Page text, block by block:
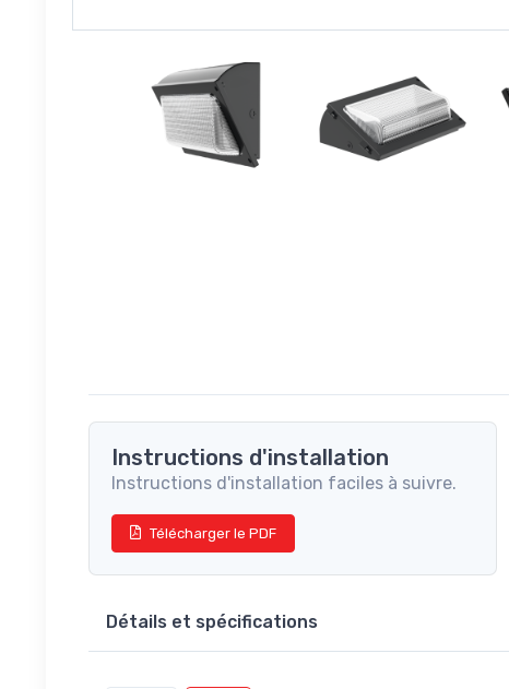
Instructions d'installation
Instructions d'installation faciles à suivre.
Télécharger le PDF
Détails et spécifications